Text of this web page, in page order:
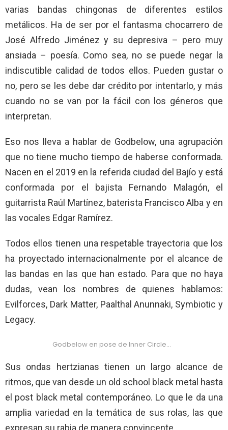
varias bandas chingonas de diferentes estilos
metálicos. Ha de ser por el fantasma chocarrero de
José Alfredo Jiménez y su depresiva – pero muy
ansiada – poesía. Como sea, no se puede negar la
indiscutible calidad de todos ellos. Pueden gustar o
no, pero se les debe dar crédito por intentarlo, y más
cuando no se van por la fácil con los géneros que
interpretan.
Eso nos lleva a hablar de Godbelow, una agrupación
que no tiene mucho tiempo de haberse conformada.
Nacen en el 2019 en la referida ciudad del Bajío y está
conformada por el bajista Fernando Malagón, el
guitarrista Raúl Martínez, baterista Francisco Alba y en
las vocales Edgar Ramírez.
Todos ellos tienen una respetable trayectoria que los
ha proyectado internacionalmente por el alcance de
las bandas en las que han estado. Para que no haya
dudas, vean los nombres de quienes hablamos:
Evilforces, Dark Matter, Paalthal Anunnaki, Symbiotic y
Legacy.
Godbelow en pose de Inner Circle…
Sus ondas hertzianas tienen un largo alcance de
ritmos, que van desde un old school black metal hasta
el post black metal contemporáneo. Lo que le da una
amplia variedad en la temática de sus rolas, las que
expresan su rabia de manera convincente.